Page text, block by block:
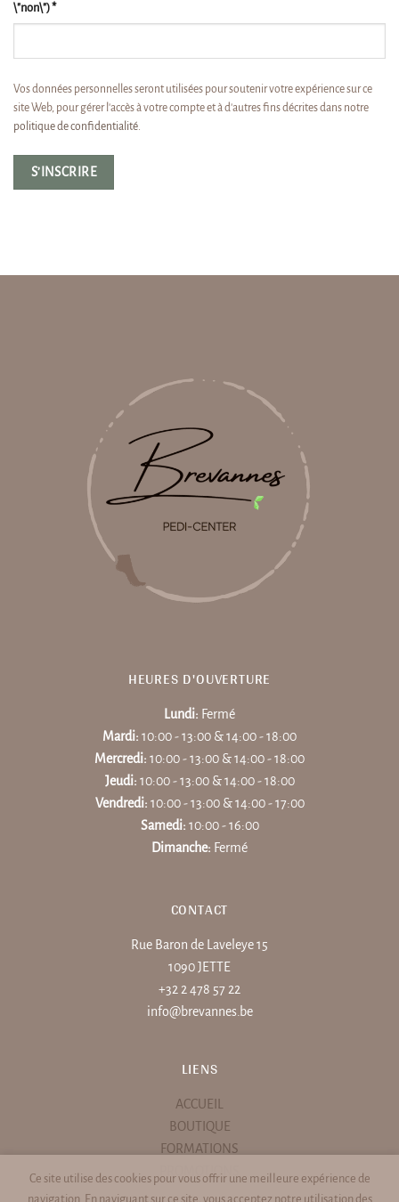
\"non\")*
Vos données personnelles seront utilisées pour soutenir votre expérience sur ce
site Web, pour gérer l'accès à votre compte et à d'autres fins décrites dans notre
politique de confidentialité.
S’INSCRIRE
HEURES D'OUVERTURE
Lundi: Fermé
Mardi: 10:00 - 13:00 & 14:00 - 18:00
Mercredi: 10:00 - 13:00 & 14:00 - 18:00
Jeudi: 10:00 - 13:00 & 14:00 - 18:00
Vendredi: 10:00 - 13:00 & 14:00 - 17:00
Samedi: 10:00 - 16:00
Dimanche: Fermé
CONTACT
Rue Baron de Laveleye 15
1090 JETTE
+32 2 478 57 22
info@brevannes.be
LIENS
ACCUEIL
BOUTIQUE
FORMATIONS
PROMOTIONS
Ce site utilise des cookies pour vous offrir une meilleure expérience de
navigation. En naviguant sur ce site, vous acceptez notre utilisation des